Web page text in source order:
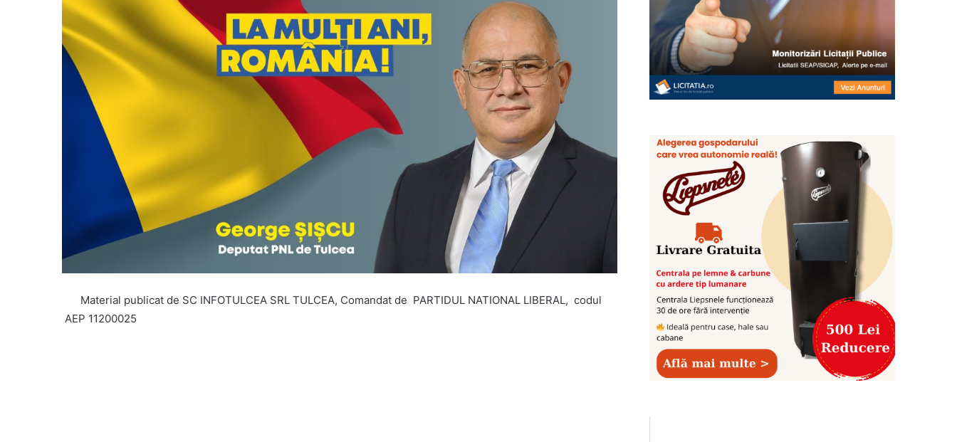
Material publicat de SC INFOTULCEA SRL TULCEA, Comandat de PARTIDUL NATIONAL LIBERAL, codul
AEP 11200025